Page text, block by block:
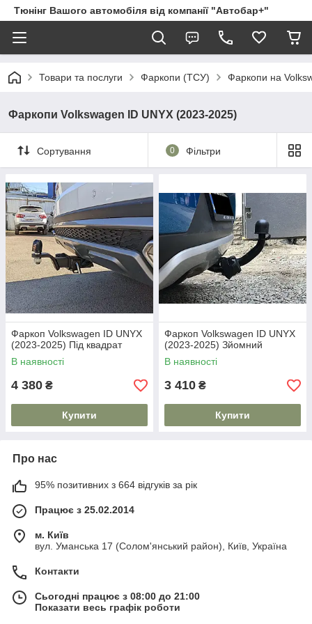
Тюнінг Вашого автомобіля від компанії "Автобар+"
Товари та послуги Фаркопи (ТСУ) Фаркопи на
Фаркопи Volkswagen ID UNYX (2023-2025)
Сортування 0 Фільтри
Фаркоп Volkswagen ID UNYX
(2023-2025) Під квадрат
В наявності
4 380 ₴
Купити
Фаркоп Volkswagen ID UNYX
(2023-2025) Зйомний
В наявності
3 410 ₴
Купити
Про нас
95% позитивних з 664 відгуків за рік
Працює з 25.02.2014
м. Київ
вул. Уманська 17 (Солом'янський район), Київ, Україна
Контакти
Сьогодні працює з 08:00 до 21:00
Показати весь графік роботи